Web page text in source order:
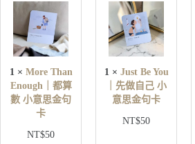
r
T
h
a
E
n
o
u
h
1× More Than
Enough｜都算
數 小意思金句
卡
NT$50
s
t
B
e
Y
u
｜
做
1× Just Be You
｜先做自己 小
意思金句卡
NT$50